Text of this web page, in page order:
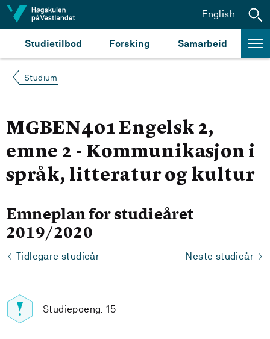
Hopp til innhald
Studietilbod Forsking Samarbeid
English
Studium
MGBEN401 Engelsk 2,
emne 2 - Kommunikasjon i
språk, litteratur og kultur
Emneplan for studieåret
2019/2020
Tidlegare studieår Neste studieår
Studiepoeng: 15